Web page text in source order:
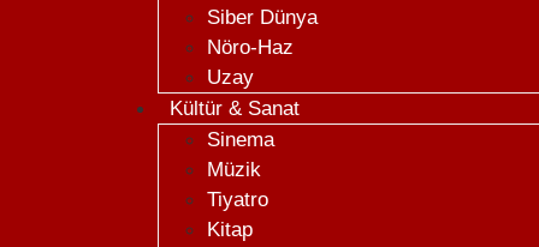
Siber Dünya
Nöro-Haz
Uzay
Kültür & Sanat
Sinema
Müzik
Tiyatro
Kitap